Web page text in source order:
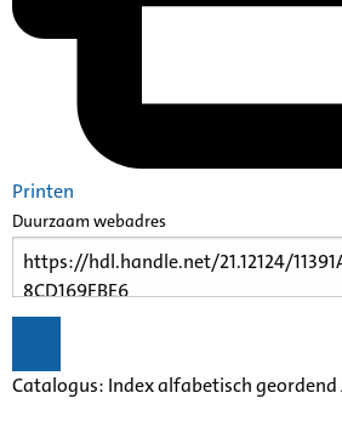
Printen
Duurzaam webadres
Catalogus: Index alfabetisch geordend